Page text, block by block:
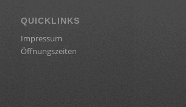
QUICKLINKS
Impressum
Öffnungszeiten